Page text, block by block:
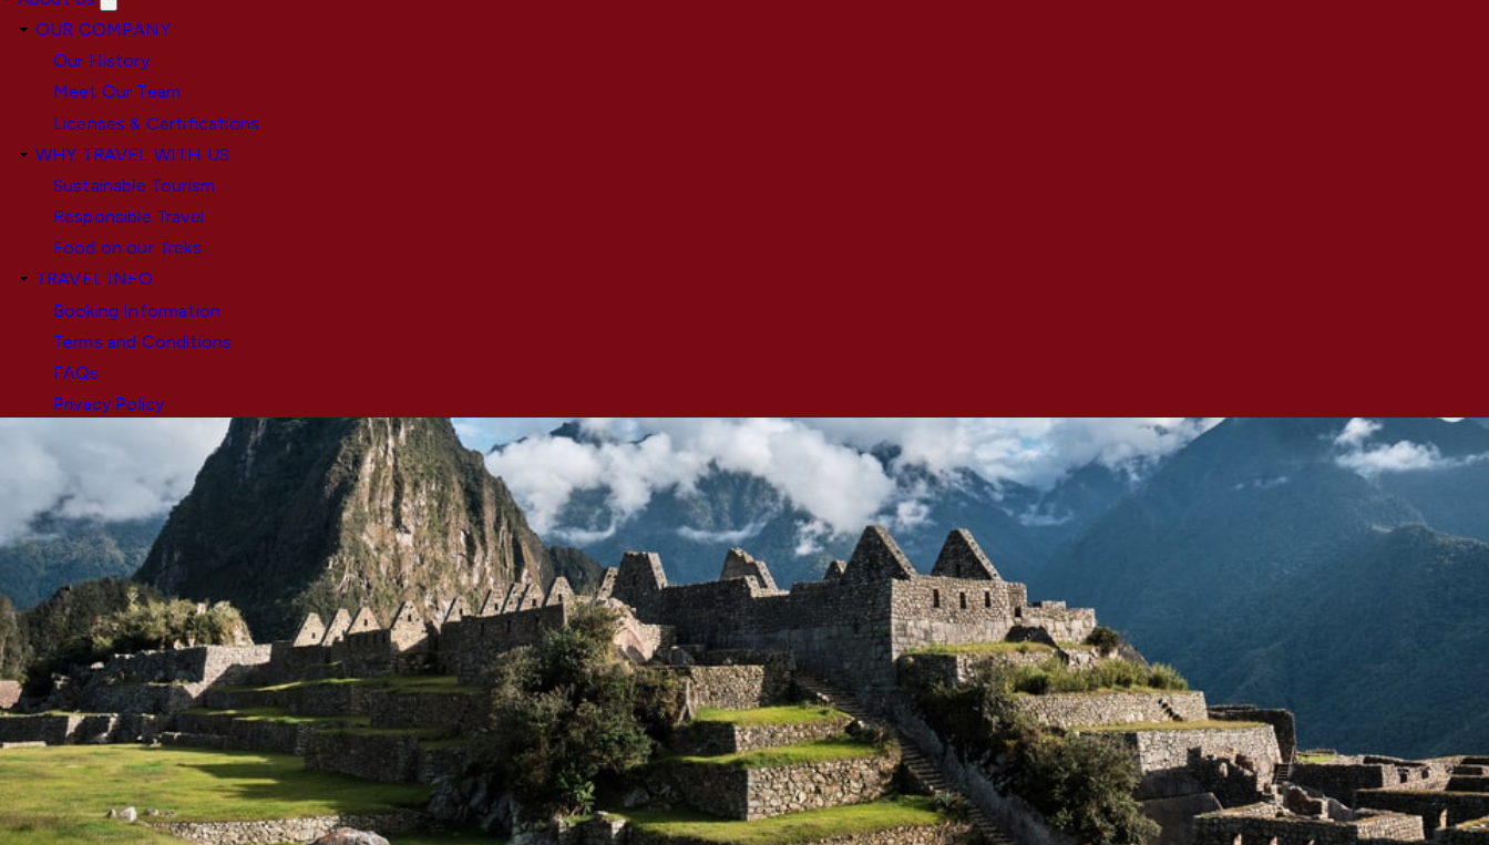
OUR COMPANY
Our History
Meet Our Team
Licenses & Certifications
WHY TRAVEL WITH US
Sustainable Tourism
Responsible Travel
Food on our Treks
TRAVEL INFO
Booking Information
Terms and Conditions
FAQs
Privacy Policy